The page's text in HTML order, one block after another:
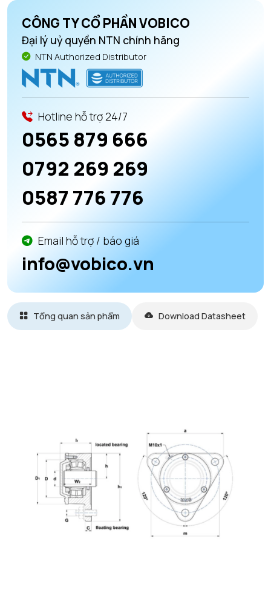
CÔNG TY CỔ PHẦN VOBICO
Đại lý uỷ quyền NTN chính hãng
NTN Authorized Distributor
Hotline hỗ trợ 24/7
0565 879 666
0792 269 269
0587 776 776
Email hỗ trợ / báo giá
info@vobico.vn
Tổng quan sản phẩm Download Datasheet